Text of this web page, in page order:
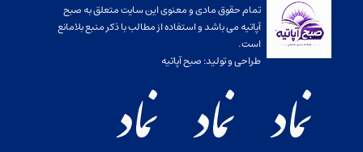
تمام حقوق مادی و معنوی این سایت متعلق به صبح
آپاتیه می باشد و استفاده از مطالب با ذکر منبع بلامانع
است.
طراحی و تولید:صبح آپاتیه